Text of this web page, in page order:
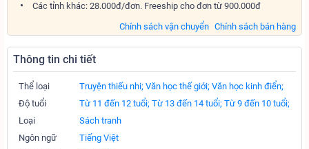
Các tỉnh khác: 28.000đ/đơn. Freeship cho đơn từ 900.000đ
Chính sách bán hàng
Chính sách vận chuyển
Thông tin chi tiết
Thể loại Truyện thiếu nhi; Văn học thế giới; Văn học kinh điển;
Độ tuổi
Từ 11 đến 12 tuổi; Từ 13 đến 14 tuổi; Từ 9 đến 10 tuổi;
Loại
Sách tranh
Ngôn ngữ
Tiếng Việt